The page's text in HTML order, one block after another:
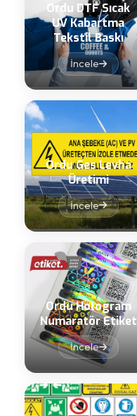
Ordu DTF Sıcak
UV Kabartma
Tekstil Baskı
İncele
Ordu Ges Levha
Üretimi
İncele
Ordu Hologram
Numaratör Etiket
İncele